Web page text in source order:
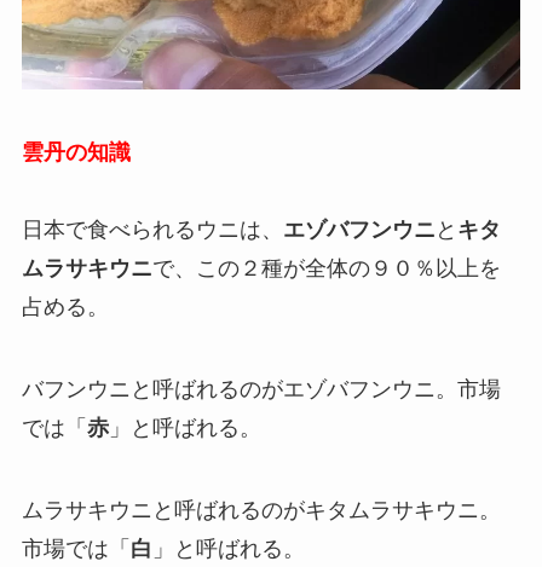
雲丹の知識
日本で食べられるウニは、 エゾバフンウニ と キタ
ムラサキウニで、この２種が全体の９０％以上を
占める。
バフンウニと呼ばれるのがエゾバフンウニ。市場
では「 赤」と呼ばれる。
ムラサキウニと呼ばれるのがキタムラサキウニ。
市場では「 白 」と呼ばれる。